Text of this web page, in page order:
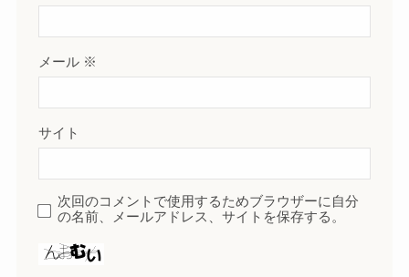
メール ※
サイト
次回のコメントで使用するためブラウザーに自分
の名前、メールアドレス、サイトを保存する。